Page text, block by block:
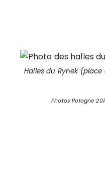
Halles du Rynek
Photos Pologne